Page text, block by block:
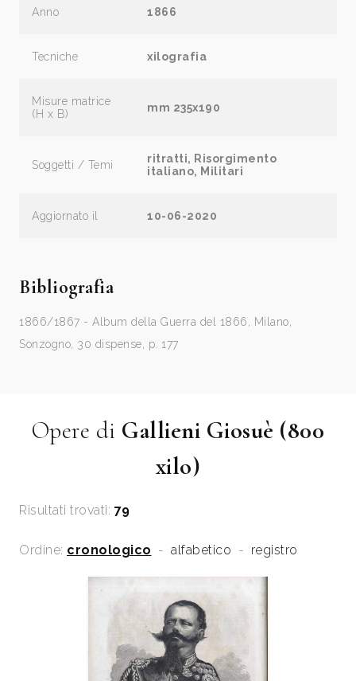
Anno 1866
Tecniche xilografia
Misure matrice
(H x B)
mm 235x190
Soggetti / Temi
ritratti, Risorgimento
italiano, Militari
Aggiornato il 10-06-2020
Bibliografia
1866/1867 - Album della Guerra del 1866, Milano,
Sonzogno, 30 dispense, p. 177
Opere di Gallieni Giosuè (800
xilo)
Risultati trovati: 79
Ordine: cronologico - alfabetico - registro